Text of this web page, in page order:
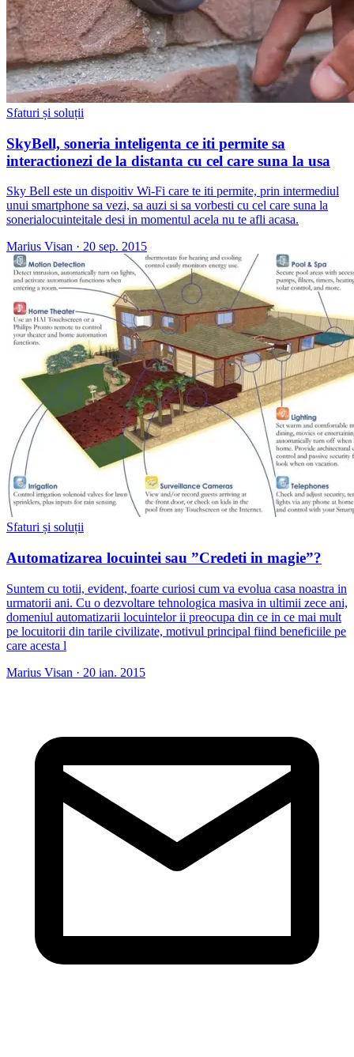
Sfaturi și soluții
SkyBell, soneria inteligenta ce iti permite sa
interactionezi de la distanta cu cel care suna la usa
Sky Bell este un dispoitiv Wi-Fi care te iti permite, prin intermediul
unui smartphone sa vezi, sa auzi si sa vorbesti cu cel care suna la
sonerialocuinteitale desi in momentul acela nu te afli acasa.
Marius Visan · 20 sep. 2015
Sfaturi și soluții
Automatizarea locuintei sau ”Credeti in magie”?
Suntem cu totii, evident, foarte curiosi cum va evolua casa noastra in
urmatorii ani. Cu o dezvoltare tehnologica masiva in ultimii zece ani,
domeniul automatizarii locuintelor ii preocupa din ce in ce mai mult
pe locuitorii din tarile civilizate, motivul principal fiind beneficiile pe
care acesta l
Marius Visan · 20 ian. 2015